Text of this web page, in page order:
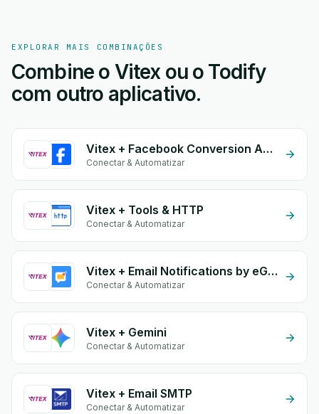
EXPLORAR MAIS COMBINAÇÕES
Combine o Vitex ou o Todify
com outro aplicativo.
Vitex + Facebook Conversion API (CAPI)
Conectar & Automatizar
Vitex + Tools & HTTP
Conectar & Automatizar
Vitex + Email Notifications by eGrow
Conectar & Automatizar
Vitex + Gemini
Conectar & Automatizar
Vitex + Email SMTP
Conectar & Automatizar